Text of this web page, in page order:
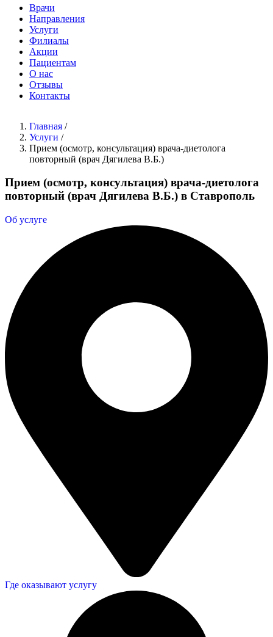
Врачи
Направления
Услуги
Филиалы
Акции
Пациентам
О нас
Отзывы
Контакты
Главная /
Услуги /
Прием (осмотр, консультация) врача-диетолога
повторный (врач Дягилева В.Б.)
Прием (осмотр, консультация) врача-диетолога
повторный (врач Дягилева В.Б.) в Ставрополь
Об услуге
Где оказывают услугу